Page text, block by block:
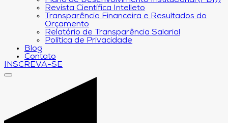
Revista Científica Intelleto
Transparência Financeira e Resultados do
Orçamento
Relatório de Transparência Salarial
Política de Privacidade
Blog
Contato
INSCREVA-SE